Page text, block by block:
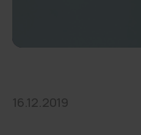
16.12.2019